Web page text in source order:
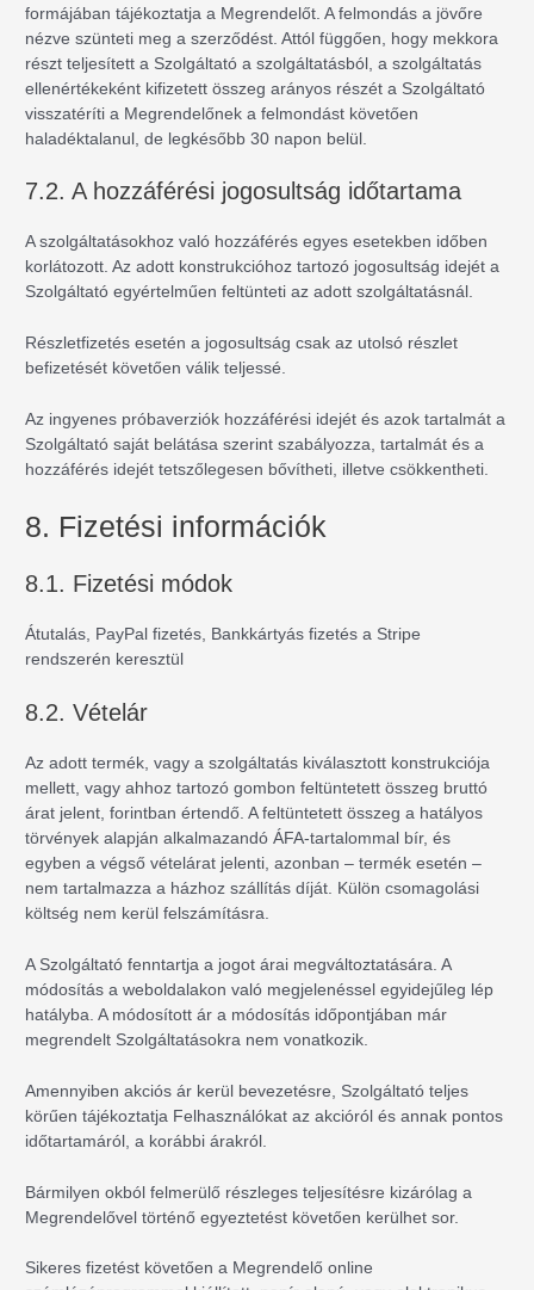
formájában tájékoztatja a Megrendelőt. A felmondás a jövőre
nézve szünteti meg a szerződést. Attól függően, hogy mekkora
részt teljesített a Szolgáltató a szolgáltatásból, a szolgáltatás
ellenértékeként kifizetett összeg arányos részét a Szolgáltató
visszatéríti a Megrendelőnek a felmondást követően
haladéktalanul, de legkésőbb 30 napon belül.
7.2. A hozzáférési jogosultság időtartama
A szolgáltatásokhoz való hozzáférés egyes esetekben időben
korlátozott. Az adott konstrukcióhoz tartozó jogosultság idejét a
Szolgáltató egyértelműen feltünteti az adott szolgáltatásnál.
Részletfizetés esetén a jogosultság csak az utolsó részlet
befizetését követően válik teljessé.
Az ingyenes próbaverziók hozzáférési idejét és azok tartalmát a
Szolgáltató saját belátása szerint szabályozza, tartalmát és a
hozzáférés idejét tetszőlegesen bővítheti, illetve csökkentheti.
8. Fizetési információk
8.1. Fizetési módok
Átutalás, PayPal fizetés, Bankkártyás fizetés a Stripe
rendszerén keresztül
8.2. Vételár
Az adott termék, vagy a szolgáltatás kiválasztott konstrukciója
mellett, vagy ahhoz tartozó gombon feltüntetett összeg bruttó
árat jelent, forintban értendő. A feltüntetett összeg a hatályos
törvények alapján alkalmazandó ÁFA-tartalommal bír, és
egyben a végső vételárat jelenti, azonban – termék esetén –
nem tartalmazza a házhoz szállítás díját. Külön csomagolási
költség nem kerül felszámításra.
A Szolgáltató fenntartja a jogot árai megváltoztatására. A
módosítás a weboldalakon való megjelenéssel egyidejűleg lép
hatályba. A módosított ár a módosítás időpontjában már
megrendelt Szolgáltatásokra nem vonatkozik.
Amennyiben akciós ár kerül bevezetésre, Szolgáltató teljes
körűen tájékoztatja Felhasználókat az akcióról és annak pontos
időtartamáról, a korábbi árakról.
Bármilyen okból felmerülő részleges teljesítésre kizárólag a
Megrendelővel történő egyeztetést követően kerülhet sor.
Sikeres fizetést követően a Megrendelő online